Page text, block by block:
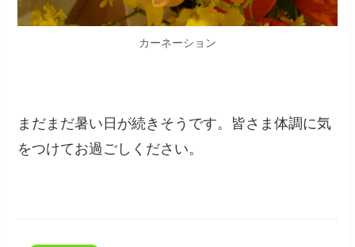
カーネーション
まだまだ暑い日が続きそうです。皆さま体調に気
をつけてお過ごしください。